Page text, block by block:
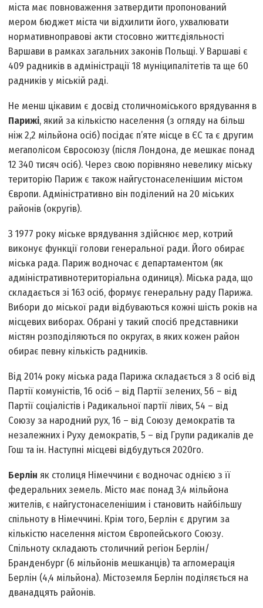
міста має повноваження затвердити пропонований
мером бюджет міста чи відхилити його, ухвалювати
нормативно­правові акти стосовно життєдіяльності
Варшави в рамках загальних законів Польщі. У Варшаві є
409 радників в адміністрації 18 муніципалітетів та ще 60
радників у міській раді.
Не менш цікавим є досвід столично­міського врядування в
Парижі, який за кількістю населення (з огляду на більш
ніж 2,2 мільйона осіб) посідає п’яте місце в ЄС та є другим
мегаполісом Євросоюзу (після Лондона, де мешкає понад
12 340 тисяч осіб). Через свою порівняно невелику міську
територію Париж є також найгустонаселенішим містом
Європи. Адміністративно він поділений на 20 міських
районів (округів).
З 1977 року міське врядування здійснює мер, кот­рий
виконує функції голови генеральної ради. Його обирає
міська рада. Париж водночас є департаментом (як
адміністративно­територіальна одиниця). Міська рада, що
складається зі 163 осіб, формує генеральну раду Парижа.
Вибори до міської ради відбуваються кожні шість років на
місцевих виборах. Обрані у такий спосіб представники
містян розподіляються по округах, в яких кожен район
обирає певну кількість радників.
Від 2014 року міська рада Парижа складається з 8 осіб від
Партії комуністів, 16 осіб – від Партії зелених, 56 – від
Партії соціалістів і Радикальної партії лівих, 54 – від
Союзу за народний рух, 16 – від Союзу демократів та
незалежних і Руху демократів, 5 – від Групи радикалів де
Гош та ін. Наступні місцеві відбудуться 2020­го.
Берлін як столиця Німеччини є водночас однією з її
федеральних земель. Місто має понад 3,4 мільйона
жителів, є найгустонаселенішим і становить найбільшу
спільноту в Німеччині. Крім того, Берлін є другим за
кількістю населення містом Європейського Союзу.
Спільноту складають столичний регіон Берлін/
Бранденбург (6 мільйонів мешканців) та агломерація
Берлін (4,4 мільйона). Місто­земля Берлін поділяється на
дванадцять районів.